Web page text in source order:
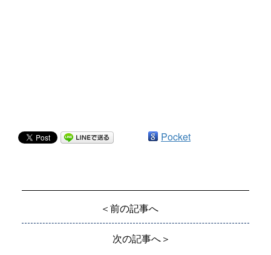
Pocket
＜前の記事へ
次の記事へ＞